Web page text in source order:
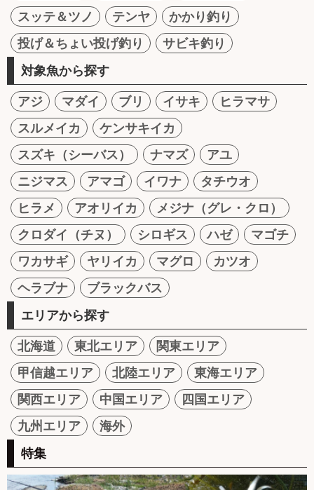
スッテ＆ツノ
テンヤ
かかり釣り
投げ＆ちょい投げ釣り
サビキ釣り
対象魚から探す
アジ マダイ ブリ イサキ
ヒラマサ
スルメイカ
ケンサキイカ
スズキ（シーバス）
ナマズ
アユ
ニジマス
アマゴ イワナ
タチウオ
ヒラメ
アオリイカ
メジナ（グレ・クロ）
クロダイ（チヌ）
シロギス ハゼ
マゴチ
ワカサギ
ヤリイカ マグロ
カツオ
ヘラブナ
ブラックバス
エリアから探す
北海道 東北エリア
関東エリア
甲信越エリア
北陸エリア
東海エリア
関西エリア
中国エリア
四国エリア
九州エリア
海外
特集